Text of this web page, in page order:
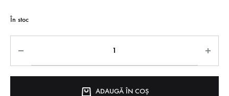
În stoc
ADAUGĂ ÎN COȘ